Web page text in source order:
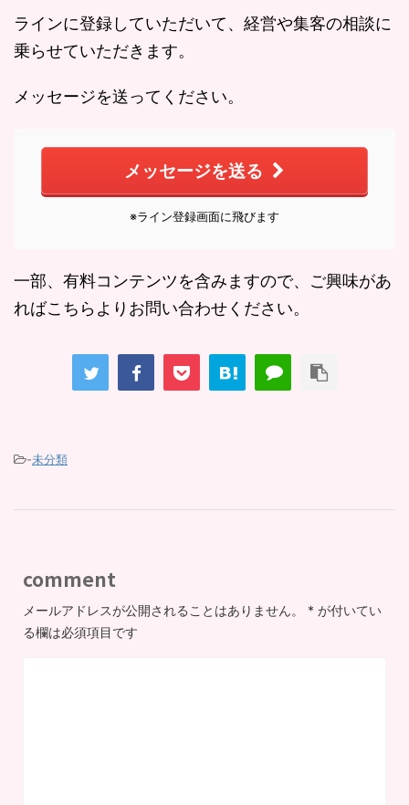
ラインに登録していただいて、経営や集客の相談に
乗らせていただきます。
メッセージを送ってください。
メッセージを送る
※ライン登録画面に飛びます
一部、有料コンテンツを含みますので、ご興味があ
ればこちらよりお問い合わせください。
-未分類
comment
メールアドレスが公開されることはありません。 * が付いてい
る欄は必須項目です